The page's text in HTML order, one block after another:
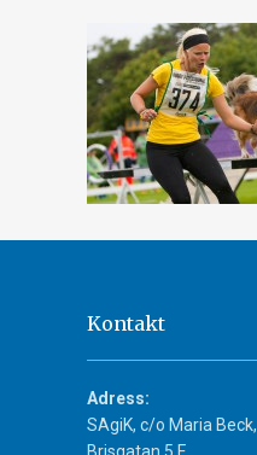
Kontakt
Adress:
SAgiK, c/o Maria Beck,
Brisgatan 5 F